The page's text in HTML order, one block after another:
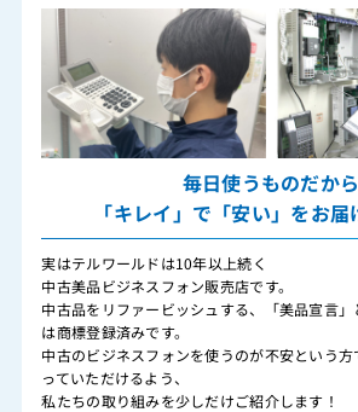
毎日使うものだから
「キレイ」で「安い」をお届
実はテルワールドは10年以上続く
中古美品ビジネスフォン販売店です。
中古品をリファービッシュする、「美品宣言
は商標登録済みです。
中古のビジネスフォンを使うのが不安という
っていただけるよう、
私たちの取り組みを少しだけご紹介します！